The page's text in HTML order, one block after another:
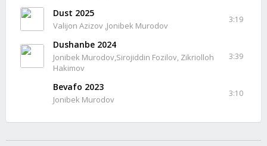
Dust 2025
Valijon Azizov ,Jonibek Murodov
3:19
Dushanbe 2024
Jonibek Murodov,Sirojiddin Fozilov, Zikriolloh
Hakimov
3:39
Bevafo 2023
Jonibek Murodov
3:10